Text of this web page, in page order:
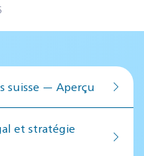
suisse — Aperçu
et stratégie